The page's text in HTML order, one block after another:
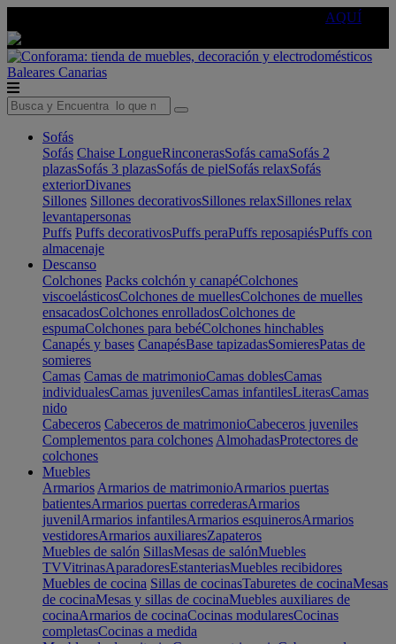
AQUÍ
Baleares Canarias
Sofás
Sofás Chaise LongueRinconerasSofás camaSofás 2
plazasSofás 3 plazasSofás de pielSofás relaxSofás
exteriorDivanes
Sillones Sillones decorativosSillones relaxSillones relax
levantapersonas
Puffs Puffs decorativosPuffs peraPuffs reposapiésPuffs con
almacenaje
Descanso
Colchones Packs colchón y canapéColchones
viscoelásticosColchones de muellesColchones de muelles
ensacadosColchones enrolladosColchones de
espumaColchones para bebéColchones hinchables
Canapés y bases CanapésBase tapizadasSomieresPatas de
somieres
Camas Camas de matrimonioCamas doblesCamas
individualesCamas juvenilesCamas infantilesLiterasCamas
nido
Cabeceros Cabeceros de matrimonioCabeceros juveniles
Complementos para colchones AlmohadasProtectores de
colchones
Muebles
Armarios Armarios de matrimonioArmarios puertas
batientesArmarios puertas correderasArmarios
juvenilArmarios infantilesArmarios esquinerosArmarios
vestidoresArmarios auxiliaresZapateros
Muebles de salón SillasMesas de salónMuebles
TVVitrinasAparadoresEstanteriasMuebles recibidores
Muebles de cocina Sillas de cocinasTaburetes de cocinaMesas
de cocinaMesas y sillas de cocinaMuebles auxiliares de
cocinaArmarios de cocinaCocinas modularesCocinas
completasCocinas a medida